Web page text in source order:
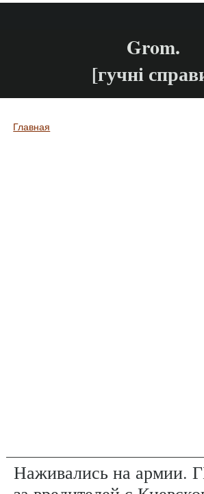
Grom.
[гучні
Вы здесь
Главная
Наживались на армии.